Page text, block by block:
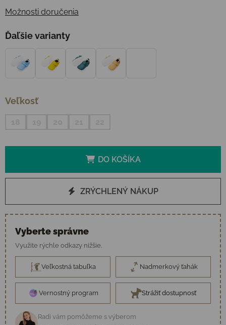
Možnosti doručenia
Ďaľšie varianty
Veľkosť
DO KOŠÍKA
ZRÝCHLENÝ NÁKUP
Vyberte správne
Využite rýchle odkazy nižšie.
Veľkostná tabuľka Nadmerkový ťahák
Vernostný program Strážiť dostupnosť
Radi vám pomôžeme s výberom